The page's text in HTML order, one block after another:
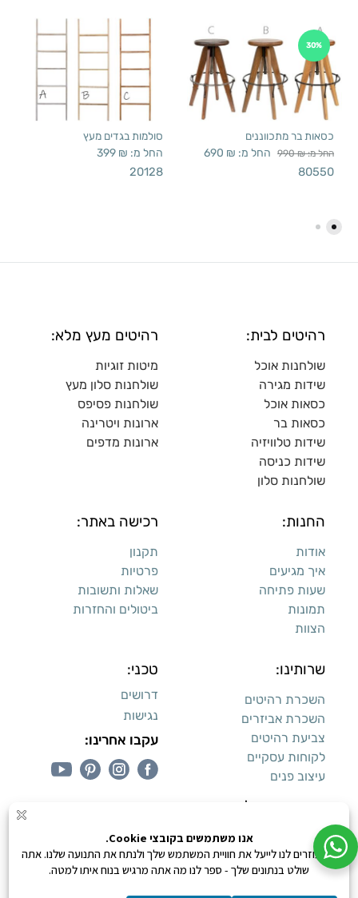
30%
כסאות בר מתכווננים
החל מ: 990₪ החל מ: 690 ₪
80550
סולמות בגדים מעץ
החל מ: 399 ₪
20128
רהיטים לבית:
שולחנות אוכל
שידות מגירה
כסאות אוכל
כסאות בר
שידות טלוויזיה
שידות כניסה
שולחנות סלון
רהיטים מעץ מלא:
מיטות זוגיות
שולחנות סלון מעץ
שולחנות פסיפס
ארונות ויטרינה
ארונות מדפים
החנות:
אודות
איך מגיעים
שעות פתיחה
תמונות
הצוות
רכישה באתר:
תקנון
פרטיות
שאלות ותשובות
ביטולים והחזרות
שרותינו:
השכרת רהיטים
השכרת אביזרים
צביעת רהיטים
לקוחות עסקיים
עיצוב פנים
עיצוב דירות למכירה:
טכני:
דרושים
נגישות
עקבו אחרינו:
קנייה מאובטחת